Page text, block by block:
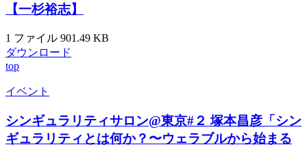
【一杉裕志】
1 ファイル 901.49 KB
ダウンロード
top
イベント
シンギュラリティサロン@東京#２ 塚本昌彦「シン
ギュラリティとは何か？〜ウェラブルから始まる